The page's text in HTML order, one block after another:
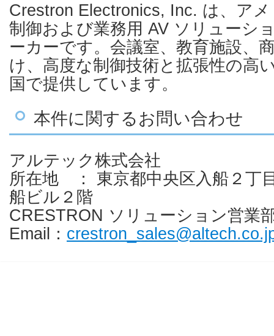
Crestron Electronics, Inc. は、ア
制御および業務用 AV ソリューシ
ーカーです。会議室、教育施設、
け、高度な制御技術と拡張性の高
国で提供しています。
本件に関するお問い合わせ
アルテック株式会社
所在地 ： 東京都中央区入船２丁
船ビル２階
CRESTRON ソリューション営業
Email：